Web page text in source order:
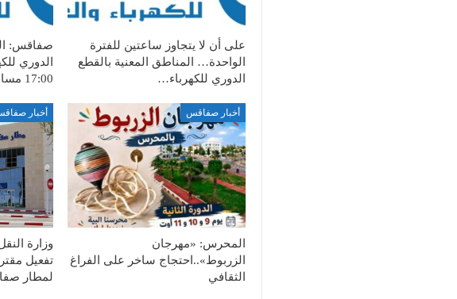
على أن لا يتجاوز ساعتين للفترة
الواحدة… المناطق المعنية بالقطع
الدوري للكهرباء…
صفاقس:
الدوري
17:00 مساء
أخبار صفاقس
المحرس: «مهرجان
الزربوط»..احتجاج ساخر على الفراغ
الثقافي
أخبار
وزارة
تفعيل
لمطار